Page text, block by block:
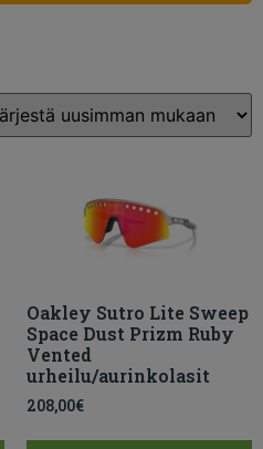
Oakley Sutro Lite Sweep
Space Dust Prizm Ruby
Vented
urheilu/aurinkolasit
208,00€